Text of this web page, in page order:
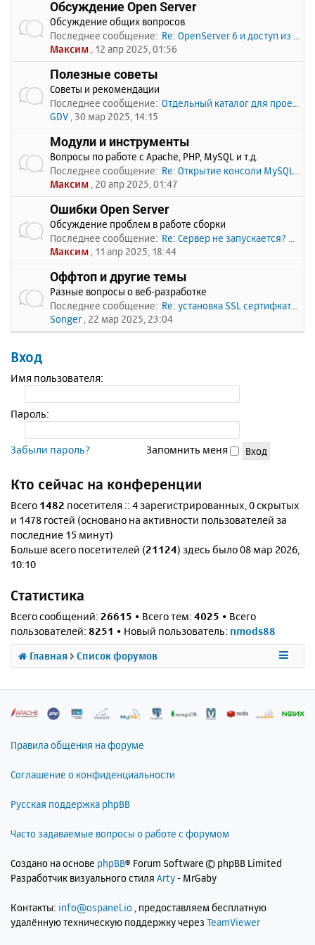
Обсуждение Open Server
Обсуждение общих вопросов
Последнее сообщение: Re: OpenServer 6 и доступ из …
Максим , 12 апр 2025, 01:56
Полезные советы
Советы и рекомендации
Последнее сообщение: Отдельный каталог для проекто…
GDV , 30 мар 2025, 14:15
Модули и инструменты
Вопросы по работе с Apache, PHP, MySQL и т.д.
Последнее сообщение: Re: Открытие консоли MySQL по…
Максим , 20 апр 2025, 01:47
Ошибки Open Server
Обсуждение проблем в работе сборки
Последнее сообщение: Re: Сервер не запускается? Пи…
Максим , 11 апр 2025, 18:44
Оффтоп и другие темы
Разные вопросы о веб-разработке
Последнее сообщение: Re: установка SSL сертифката
Songer , 22 мар 2025, 23:04
Вход
Имя пользователя:
Пароль:
Забыли пароль? Запомнить меня
Кто сейчас на конференции
Всего 1482 посетителя :: 4 зарегистрированных, 0 скрытых
и 1478 гостей (основано на активности пользователей за
последние 15 минут)
Больше всего посетителей (21124) здесь было 08 мар 2026,
10:10
Статистика
Всего сообщений: 26615 • Всего тем: 4025 • Всего
пользователей: 8251 • Новый пользователь: nmods88
Главная Список форумов
Правила общения на форуме
Соглашение о конфиденциальности
Русская поддержка phpBB
Часто задаваемые вопросы о работе с форумом
Создано на основе phpBB® Forum Software © phpBB Limited
Разработчик визуального стиля Arty- MrGaby
Контакты: info@ospanel.io , предоставляем бесплатную
удалённую техническую поддержку через TeamViewer